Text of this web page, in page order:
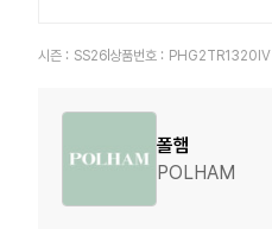
시즌 : SS26 상품번호 : PHG2TR1320IV
폴햄
POLHAM